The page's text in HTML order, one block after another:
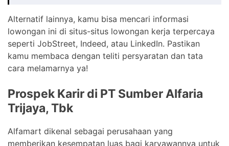
Alternatif lainnya, kamu bisa mencari informasi
lowongan ini di situs-situs lowongan kerja terpercaya
seperti JobStreet, Indeed, atau LinkedIn. Pastikan
kamu membaca dengan teliti persyaratan dan tata
cara melamarnya ya!
Prospek Karir di PT Sumber Alfaria
Trijaya, Tbk
Alfamart dikenal sebagai perusahaan yang
memberikan kesempatan luas bagi karyawannya untuk